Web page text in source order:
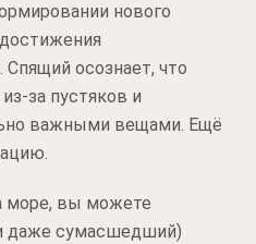
нового
осознает, что
за пустяков и
важными вещами. Ещё
море, вы можете
даже сумасшедший)